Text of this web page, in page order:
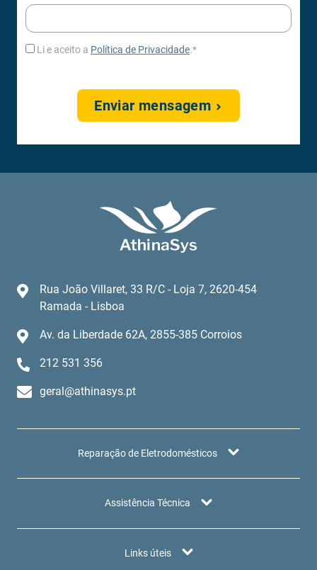
Li e aceito a Política de Privacidade.*
Enviar mensagem
Rua João Villaret, 33 R/C - Loja 7, 2620-454
Ramada - Lisboa
Av. da Liberdade 62A, 2855-385 Corroios
212 531 356
geral@athinasys.pt
Reparação de Eletrodomésticos
Assistência Técnica
Links úteis